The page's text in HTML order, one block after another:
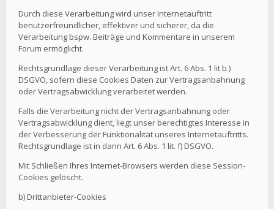
Durch diese Verarbeitung wird unser Internetauftritt
benutzerfreundlicher, effektiver und sicherer, da die
Verarbeitung bspw. Beiträge und Kommentare in unserem
Forum ermöglicht.
Rechtsgrundlage dieser Verarbeitung ist Art. 6 Abs. 1 lit b.)
DSGVO, sofern diese Cookies Daten zur Vertragsanbahnung
oder Vertragsabwicklung verarbeitet werden.
Falls die Verarbeitung nicht der Vertragsanbahnung oder
Vertragsabwicklung dient, liegt unser berechtigtes Interesse in
der Verbesserung der Funktionalität unseres Internetauftritts.
Rechtsgrundlage ist in dann Art. 6 Abs. 1 lit. f) DSGVO.
Mit Schließen Ihres Internet-Browsers werden diese Session-
Cookies gelöscht.
b) Drittanbieter-Cookies